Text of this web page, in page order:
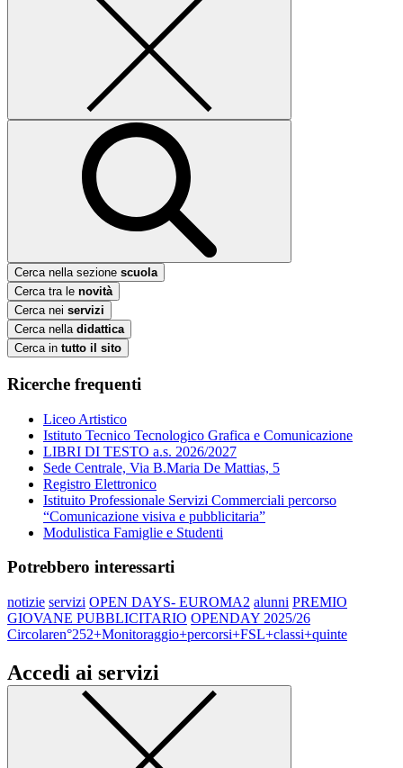
Cerca nella sezione scuola
Cerca tra le novità
Cerca nei servizi
Cerca nella didattica
Cerca in tutto il sito
Ricerche frequenti
Liceo Artistico
Istituto Tecnico Tecnologico Grafica e Comunicazione
LIBRI DI TESTO a.s. 2026/2027
Sede Centrale, Via B.Maria De Mattias, 5
Registro Elettronico
Istituito Professionale Servizi Commerciali percorso
“Comunicazione visiva e pubblicitaria”
Modulistica Famiglie e Studenti
Potrebbero interessarti
notizie servizi OPEN DAYS- EUROMA2 alunni PREMIO
GIOVANE PUBBLICITARIO OPENDAY 2025/26
Circolaren°252+Monitoraggio+percorsi+FSL+classi+quinte
Accedi ai servizi